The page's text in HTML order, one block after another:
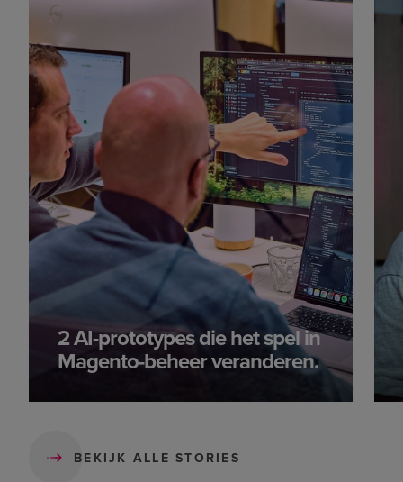
BEKIJK ALLE STORIES
2 AI-prototypes die het spel in
Magento-beheer veranderen.